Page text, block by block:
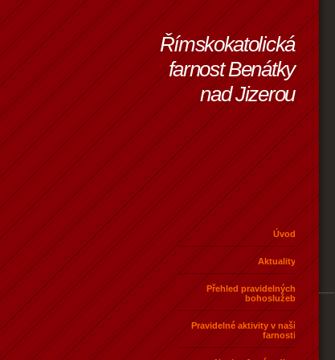
Římskokatolická
farnost Benátky
nad Jizerou
Úvod
Aktuality
Přehled pravidelných
bohoslužeb
Pravidelné aktivity v naší
farnosti